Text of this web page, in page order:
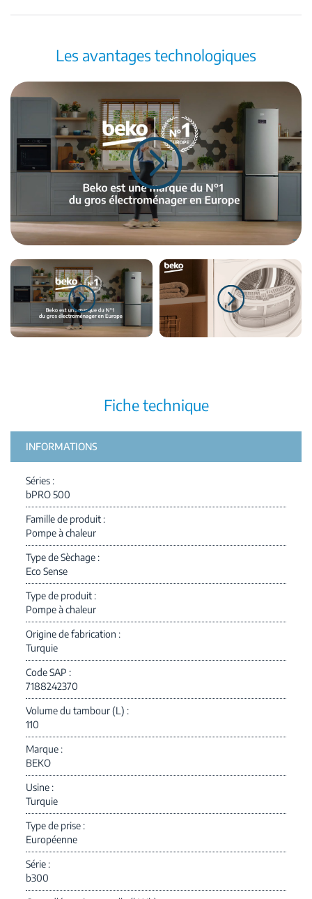
Les avantages technologiques
Fiche technique
INFORMATIONS
Séries
bPRO 500
Famille de produit
Pompe à chaleur
Type de Sèchage
Eco Sense
Type de produit
Pompe à chaleur
Origine de fabrication
Turquie
Code SAP
7188242370
Volume du tambour (L)
110
Marque
BEKO
Usine
Turquie
Type de prise
Européenne
Série
b300